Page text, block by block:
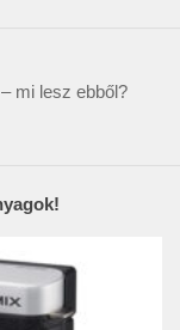
mi lesz ebből?